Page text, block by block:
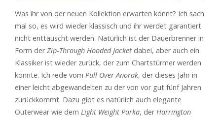
Was ihr von der neuen Kollektion erwarten könnt? Ich sach
mal so, es wird wieder klassisch und ihr werdet garantiert
nicht enttäuscht werden. Natürlich ist der Dauerbrenner in
Form derZip-Through Hooded Jacket dabei, aber auch ein
Klassiker ist wieder zurück, der zum Chartstürmer werden
könnte. Ich rede vom Pull Over Anorak, der dieses Jahr in
einer leicht abgewandelten zu der von vor gut fünf Jahren
zurückkommt. Dazu gibt es natürlich auch elegante
Outerwear wie dem Light Weight Parka, derHarrington